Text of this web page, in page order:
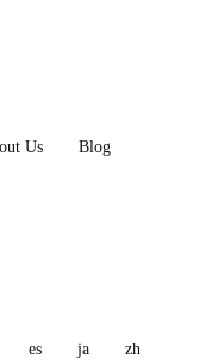
Us Blog
es ja zh